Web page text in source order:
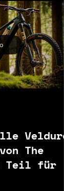
dieses Bike
welche
eigenen
und welche
würde. Das
zu den
Travel-
Velduro
The
Teil für